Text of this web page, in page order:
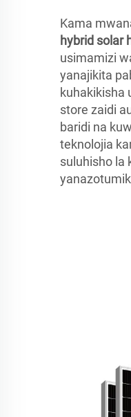
Kama
hybrid solar
usimamizi
yanajikita
kuhakikisha
store zaidi
baridi na
teknolojia
suluhisho la